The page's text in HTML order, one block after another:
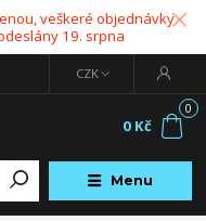
veškeré objednávky
19. srpna
Menu
CZK
0
0 Kč